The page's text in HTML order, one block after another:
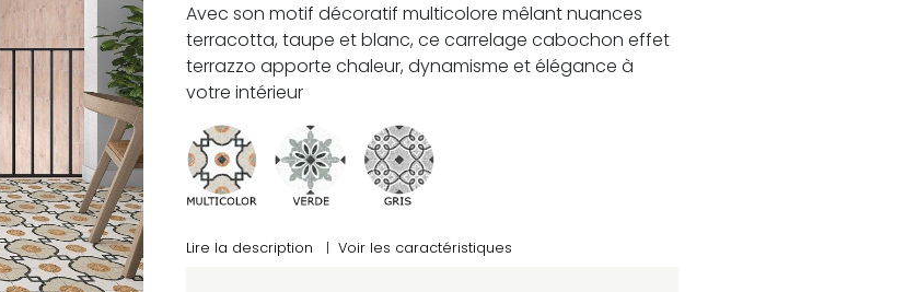
Avec son motif décoratif multicolore mêlant nuances
terracotta, taupe et blanc, ce carrelage cabochon effet
terrazzo apporte chaleur, dynamisme et élégance à
votre intérieur
Lire la description | Voir les caractéristiques